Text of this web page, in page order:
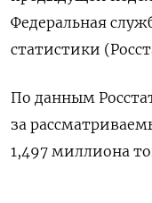
Федеральная
статистики
По данным
за
1,497 миллиона